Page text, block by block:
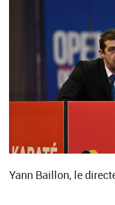
Yann Baillon, le